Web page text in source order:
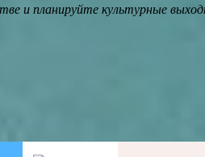
и планируйте культурные